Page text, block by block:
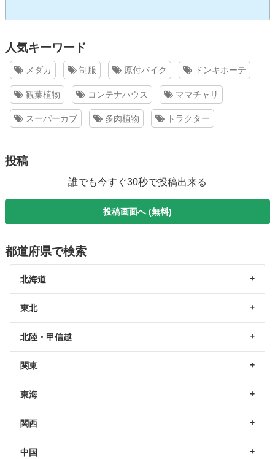
人気キーワード
メダカ 制服 原付バイク ドンキホーテ
観葉植物 コンテナハウス ママチャリ
スーパーカブ 多肉植物 トラクター
投稿
誰でも今すぐ30秒で投稿出来る
投稿画面へ (無料)
都道府県で検索
北海道
東北
北陸・甲信越
関東
東海
関西
中国